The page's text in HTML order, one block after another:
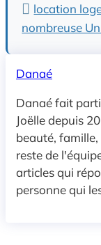
location
nombreuse
Danaé
Danaé fait
Joëlle depuis
beauté,
reste de
articles qui
personne qui